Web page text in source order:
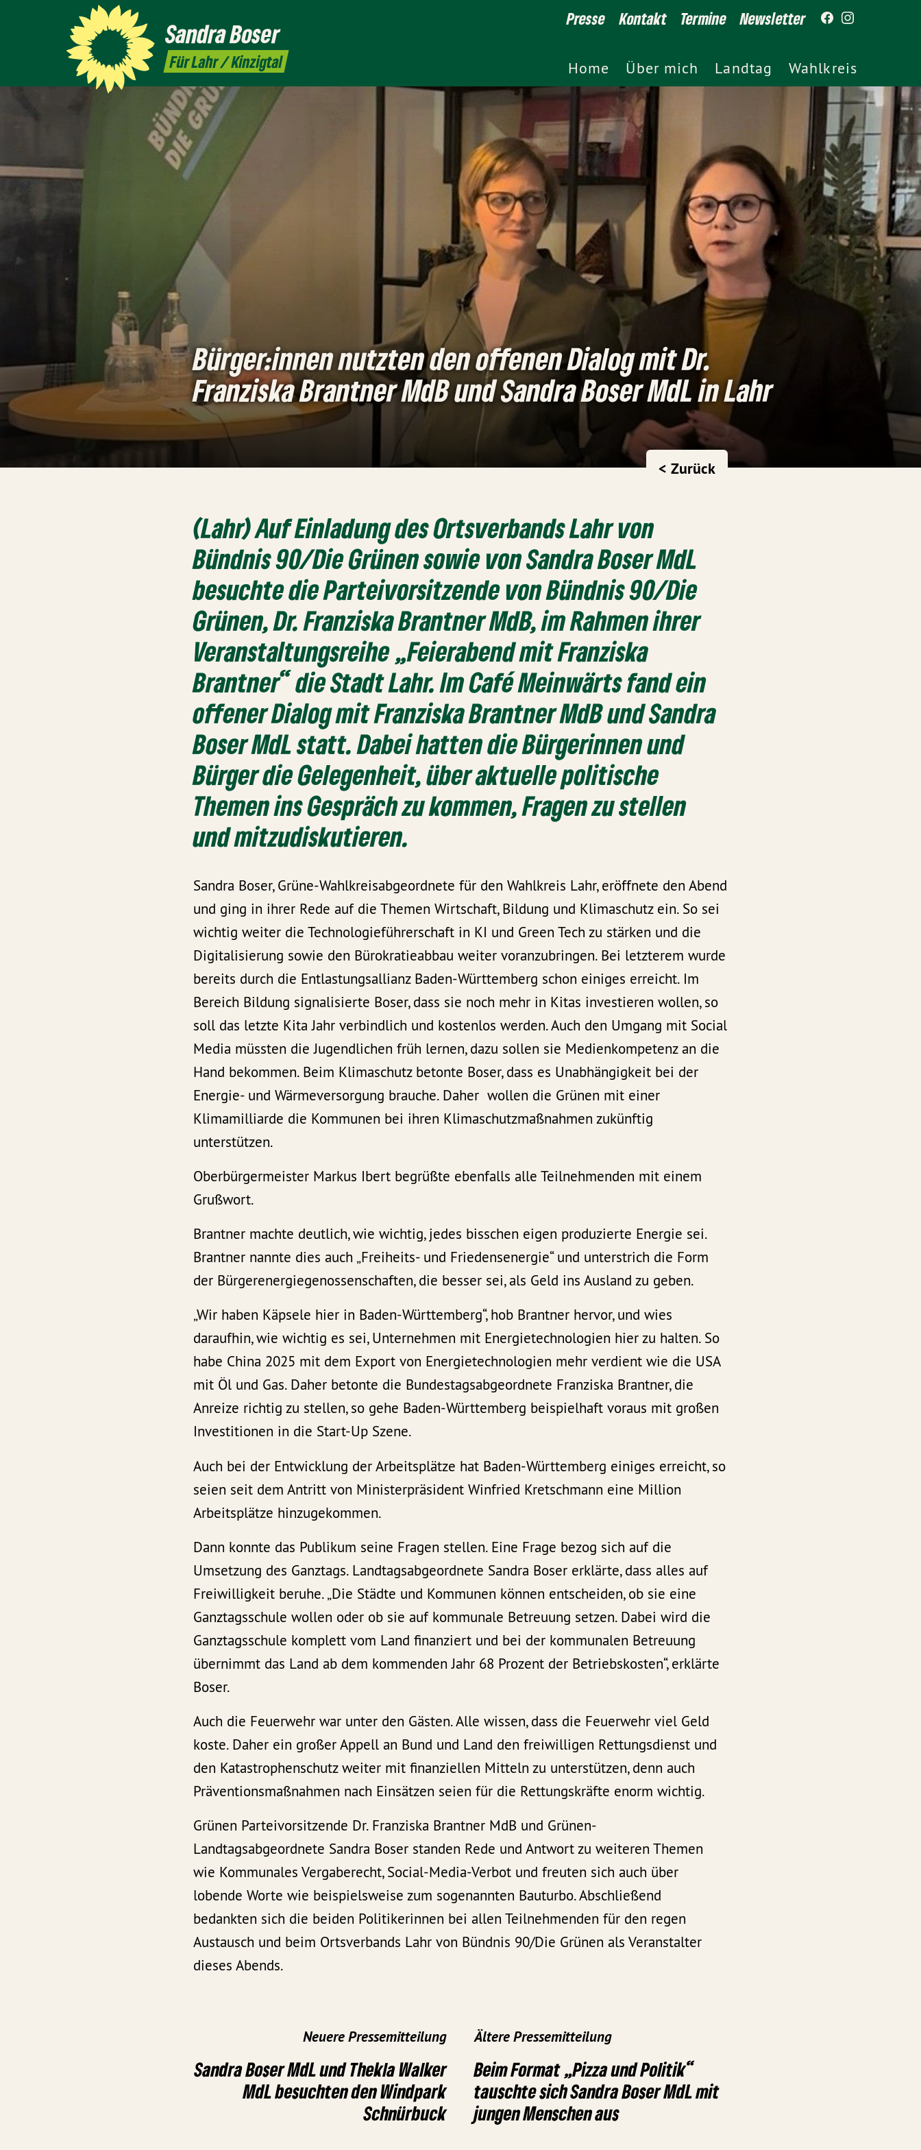
SandraBoser
Für Lahr / Kinzigtal
Presse Kontakt Termine Newsletter
Home Über mich Landtag Wahlkreis
Bürger:innen nutzten den offenen Dialog mit Dr.
Franziska Brantner MdB und Sandra Boser MdL in Lahr
< Zurück
(Lahr) Auf Einladung des Ortsverbands Lahr von
Bündnis 90/Die Grünen sowie von Sandra Boser MdL
besuchte die Parteivorsitzende von Bündnis 90/Die
Grünen, Dr. Franziska Brantner MdB, im Rahmen ihrer
Veranstaltungsreihe „Feierabend mit Franziska
Brantner“ die Stadt Lahr. Im Café Meinwärts fand ein
offener Dialog mit Franziska Brantner MdB und Sandra
Boser MdL statt. Dabei hatten die Bürgerinnen und
Bürger die Gelegenheit, über aktuelle politische
Themen ins Gespräch zu kommen, Fragen zu stellen
und mitzudiskutieren.
Sandra Boser, Grüne-Wahlkreisabgeordnete für den Wahlkreis Lahr, eröffnete den Abend
und ging in ihrer Rede auf die Themen Wirtschaft, Bildung und Klimaschutz ein. So sei
wichtig weiter die Technologieführerschaft in KI und Green Tech zu stärken und die
Digitalisierung sowie den Bürokratieabbau weiter voranzubringen. Bei letzterem wurde
bereits durch die Entlastungsallianz Baden-Württemberg schon einiges erreicht. Im
Bereich Bildung signalisierte Boser, dass sie noch mehr in Kitas investieren wollen, so
soll das letzte Kita Jahr verbindlich und kostenlos werden. Auch den Umgang mit Social
Media müssten die Jugendlichen früh lernen, dazu sollen sie Medienkompetenz an die
Hand bekommen. Beim Klimaschutz betonte Boser, dass es Unabhängigkeit bei der
Energie- und Wärmeversorgung brauche. Daher wollen die Grünen mit einer
Klimamilliarde die Kommunen bei ihren Klimaschutzmaßnahmen zukünftig
unterstützen.
Oberbürgermeister Markus Ibert begrüßte ebenfalls alle Teilnehmenden mit einem
Grußwort.
Brantner machte deutlich, wie wichtig, jedes bisschen eigen produzierte Energie sei.
Brantner nannte dies auch „Freiheits- und Friedensenergie“ und unterstrich die Form
der Bürgerenergiegenossenschaften, die besser sei, als Geld ins Ausland zu geben.
„Wir haben Käpsele hier in Baden-Württemberg“, hob Brantner hervor, und wies
daraufhin, wie wichtig es sei, Unternehmen mit Energietechnologien hier zu halten. So
habe China 2025 mit dem Export von Energietechnologien mehr verdient wie die USA
mit Öl und Gas. Daher betonte die Bundestagsabgeordnete Franziska Brantner, die
Anreize richtig zu stellen, so gehe Baden-Württemberg beispielhaft voraus mit großen
Investitionen in die Start-Up Szene.
Auch bei der Entwicklung der Arbeitsplätze hat Baden-Württemberg einiges erreicht, so
seien seit dem Antritt von Ministerpräsident Winfried Kretschmann eine Million
Arbeitsplätze hinzugekommen.
Dann konnte das Publikum seine Fragen stellen. Eine Frage bezog sich auf die
Umsetzung des Ganztags. Landtagsabgeordnete Sandra Boser erklärte, dass alles auf
Freiwilligkeit beruhe. „Die Städte und Kommunen können entscheiden, ob sie eine
Ganztagsschule wollen oder ob sie auf kommunale Betreuung setzen. Dabei wird die
Ganztagsschule komplett vom Land finanziert und bei der kommunalen Betreuung
übernimmt das Land ab dem kommenden Jahr 68 Prozent der Betriebskosten“, erklärte
Boser.
Auch die Feuerwehr war unter den Gästen. Alle wissen, dass die Feuerwehr viel Geld
koste. Daher ein großer Appell an Bund und Land den freiwilligen Rettungsdienst und
den Katastrophenschutz weiter mit finanziellen Mitteln zu unterstützen, denn auch
Präventionsmaßnahmen nach Einsätzen seien für die Rettungskräfte enorm wichtig.
Grünen Parteivorsitzende Dr. Franziska Brantner MdB und Grünen-
Landtagsabgeordnete Sandra Boser standen Rede und Antwort zu weiteren Themen
wie Kommunales Vergaberecht, Social-Media-Verbot und freuten sich auch über
lobende Worte wie beispielsweise zum sogenannten Bauturbo. Abschließend
bedankten sich die beiden Politikerinnen bei allen Teilnehmenden für den regen
Austausch und beim Ortsverbands Lahr von Bündnis 90/Die Grünen als Veranstalter
dieses Abends.
Neuere Pressemitteilung
Sandra Boser MdL und Thekla Walker
MdL besuchten den Windpark
Schnürbuck
Ältere Pressemitteilung
Beim Format „Pizza und Politik“
tauschte sich Sandra Boser MdL mit
jungen Menschen aus